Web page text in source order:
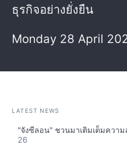
ธุรกิจอย่างยั่งยืน
Monday 28 April
LATEST NEWS
"จังซีลอน" ชวนมาเติมเต็มควา
26